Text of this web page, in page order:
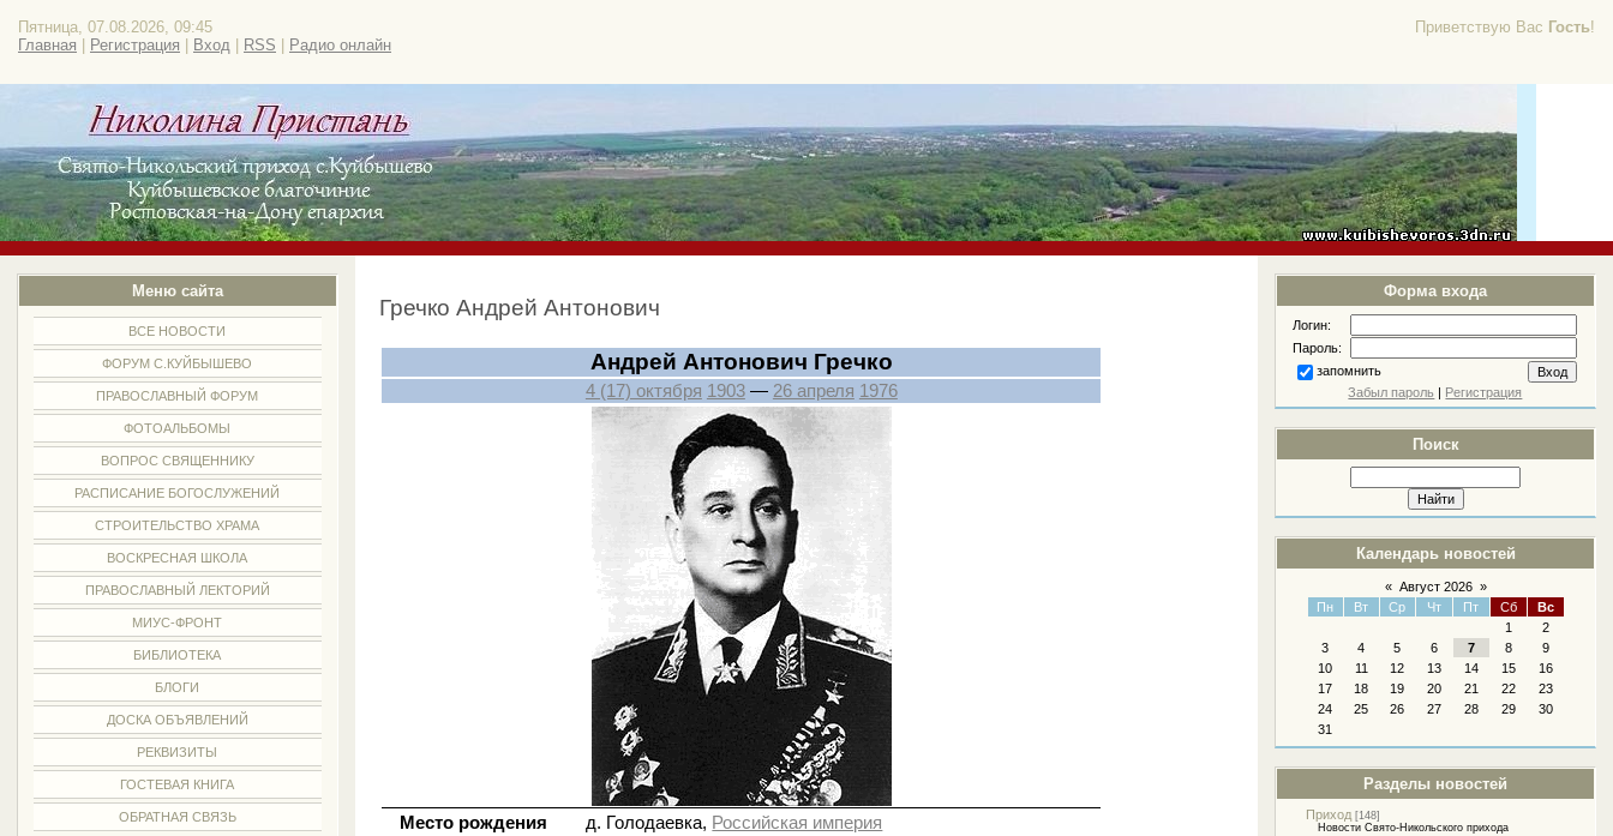
Приветствую Вас Гость!
Пятница, 07.08.2026, 09:45
Главная
Регистрация Вход RSS Радио онлайн
Меню сайта
ВСЕ НОВОСТИ
ФОРУМ С.КУЙБЫШЕВО
ПРАВОСЛАВНЫЙ ФОРУМ
ФОТОАЛЬБОМЫ
ВОПРОС СВЯЩЕННИКУ
РАСПИСАНИЕ БОГОСЛУЖЕНИЙ
СТРОИТЕЛЬСТВО ХРАМА
ВОСКРЕСНАЯ ШКОЛА
ПРАВОСЛАВНЫЙ ЛЕКТОРИЙ
МИУС-ФРОНТ
БИБЛИОТЕКА
БЛОГИ
ДОСКА ОБЪЯВЛЕНИЙ
РЕКВИЗИТЫ
ГОСТЕВАЯ КНИГА
ОБРАТНАЯ СВЯЗЬ
Форма входа
Логин:
Пароль:
запомнить
Забыл пароль | Регистрация
Поиск
Календарь новостей
« Август 2026 »
Пн
Вт Ср Чт Пт Сб
Вс
1
2
3
4 5 6 7 8
9
10
11 12 13 14 15
16
17
18 19 20 21 22
23
24
25 26 27 28 29
30
31
Разделы новостей
Приход [148]
Новости Свято-Никольского прихода
Гречко Андрей Антонович
Андрей Антонович Гречко
4 (17) октября 1903— 26 апреля 1976
Место рождения д. Голодаевка, Российская империя